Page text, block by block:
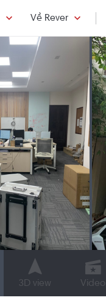
Về Rever
3D view Video